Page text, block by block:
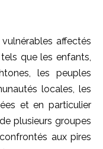
affectés
que les enfants,
les peuples
locales, les
et en particulier
plusieurs groupes
aux pires